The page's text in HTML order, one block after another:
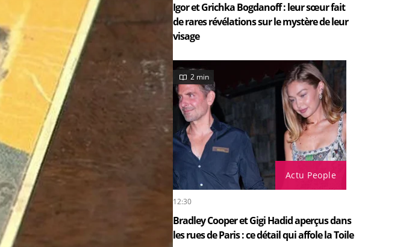
Igor et Grichka Bogdanoff : leur sœur fait
de rares révélations sur le mystère de leur
visage
Actu People
2 min
12:30
Bradley Cooper et Gigi Hadid aperçus dans
les rues de Paris : ce détail qui affole la Toile